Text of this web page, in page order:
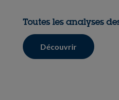
Toutes les analyses
Découvrir